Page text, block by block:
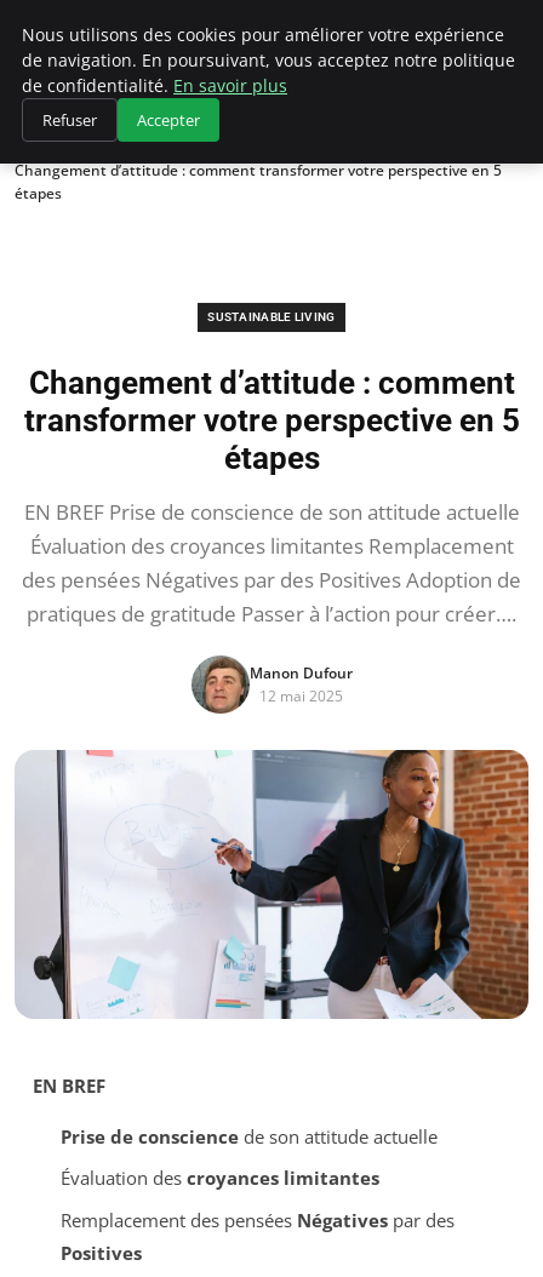
Climategatecountryclub.com
Accueil
Sustainable Living
Changement d’attitude : comment transformer votre perspective en 5
étapes
SUSTAINABLE LIVING
Changement d’attitude : comment
transformer votre perspective en 5
étapes
EN BREF Prise de conscience de son attitude actuelle
Évaluation des croyances limitantes Remplacement
des pensées Négatives par des Positives Adoption de
pratiques de gratitude Passer à l’action pour créer….
Manon Dufour
12 mai 2025
EN BREF
Prise de consciencede son attitude actuelle
Évaluation des croyances limitantes
Remplacement des pensées Négativespar des
Positives
Nous utilisons des cookies pour améliorer votre expérience
de navigation. En poursuivant, vous acceptez notre politique
de confidentialité. En savoir plus
Refuser Accepter